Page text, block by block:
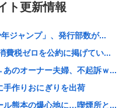
ト更新情報
ジャンプ」、発行部数が...
費税ゼロを公約に掲げてい...
のオーナー夫婦、不起訴ｗ...
手作りおにぎりを出荷
ル熊本の爆心地に…喫煙所と...